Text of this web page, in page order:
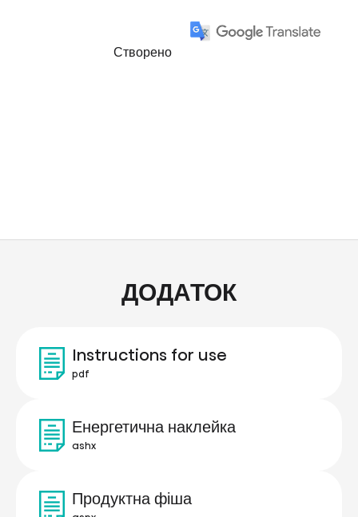
Створено
ДОДАТОК
Instructions for use
pdf
Енергетична наклейка
ashx
Продуктна фіша